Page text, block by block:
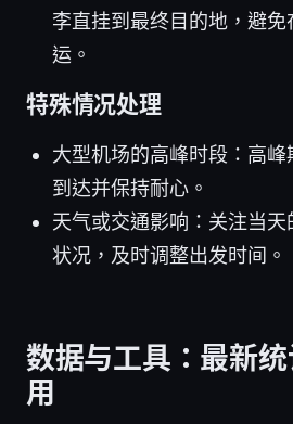
李直挂到最终目的地，避
运。
特殊情况处理
大型机场的高峰时段：高
到达并保持耐心。
天气或交通影响：关注当
状况，及时调整出发时间。
数据与工具：最新
用